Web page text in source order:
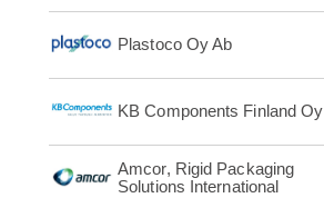
Plastoco Oy Ab
KB Components Finland Oy
Amcor, Rigid Packaging
Solutions International